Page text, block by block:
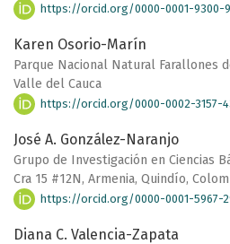
https://orcid.org/0000-0001-9300-
Karen Osorio-Marín
Parque Nacional Natural Farallones
Valle del Cauca
https://orcid.org/0000-0002-3157-
José A. González-Naranjo
Grupo de Investigación en Ciencias
Cra 15 #12N, Armenia, Quindío,
https://orcid.org/0000-0001-5967-
Diana C. Valencia-Zapata